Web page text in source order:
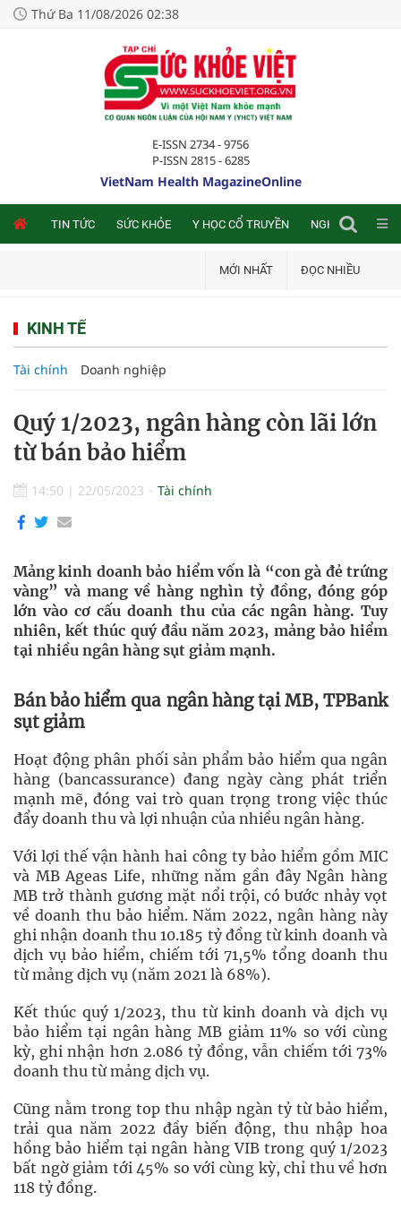
Thứ Ba 11/08/2026 02:38
E-ISSN 2734 - 9756
P-ISSN 2815 - 6285
VietNam Health MagazineOnline
TIN TỨC SỨC KHỎE Y HỌC CỔ TRUYỀN NGHIÊN CỨU
MỚI NHẤT ĐỌC NHIỀU
KINH TẾ
Tài chính Doanh nghiệp
Quý 1/2023, ngân hàng còn lãi lớn
từ bán bảo hiểm
14:50 | 22/05/2023 Tài chính
Mảng kinh doanh bảo hiểm vốn là “con gà đẻ trứng
vàng” và mang về hàng nghìn tỷ đồng, đóng góp
lớn vào cơ cấu doanh thu của các ngân hàng. Tuy
nhiên, kết thúc quý đầu năm 2023, mảng bảo hiểm
tại nhiều ngân hàng sụt giảm mạnh.
Bán bảo hiểm qua ngân hàngtại MB, TPBank
sụt giảm
Hoạt động phân phối sản phẩm bảo hiểm qua ngân
hàng (bancassurance) đang ngày càng phát triển
mạnh mẽ, đóng vai trò quan trọng trong việc thúc
đẩy doanh thu và lợi nhuận của nhiều ngân hàng.
Với lợi thế vận hành hai công ty bảo hiểm gồm MIC
và MB Ageas Life, những năm gần đây Ngân hàng
MB trở thành gương mặt nổi trội, có bước nhảy vọt
về doanh thu bảo hiểm. Năm 2022, ngân hàng này
ghi nhận doanh thu 10.185 tỷ đồng từ kinh doanh và
dịch vụ bảo hiểm, chiếm tới 71,5% tổng doanh thu
từ mảng dịch vụ (năm 2021 là 68%).
Kết thúc quý 1/2023, thu từ kinh doanh và dịch vụ
bảo hiểm tại ngân hàng MB giảm 11% so với cùng
kỳ, ghi nhận hơn 2.086 tỷ đồng, vẫn chiếm tới 73%
doanh thu từ mảng dịch vụ.
Cũng nằm trong top thu nhập ngàn tỷ từ bảo hiểm,
trải qua năm 2022 đầy biến động, thu nhập hoa
hồng bảo hiểm tại ngân hàng VIB trong quý 1/2023
bất ngờ giảm tới 45% so với cùng kỳ, chỉ thu về hơn
118 tỷ đồng.